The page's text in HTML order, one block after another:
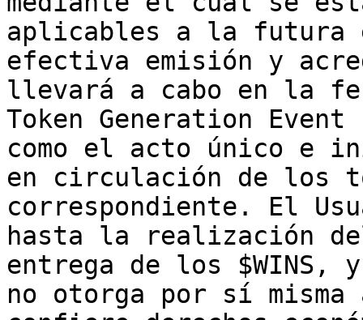
aplicables a la futura
efectiva emisión y
llevará a cabo en la
Token Generation
como el acto único e
en circulación de los
correspondiente. El
hasta la realización
entrega de los $WINS,
no otorga por sí misma